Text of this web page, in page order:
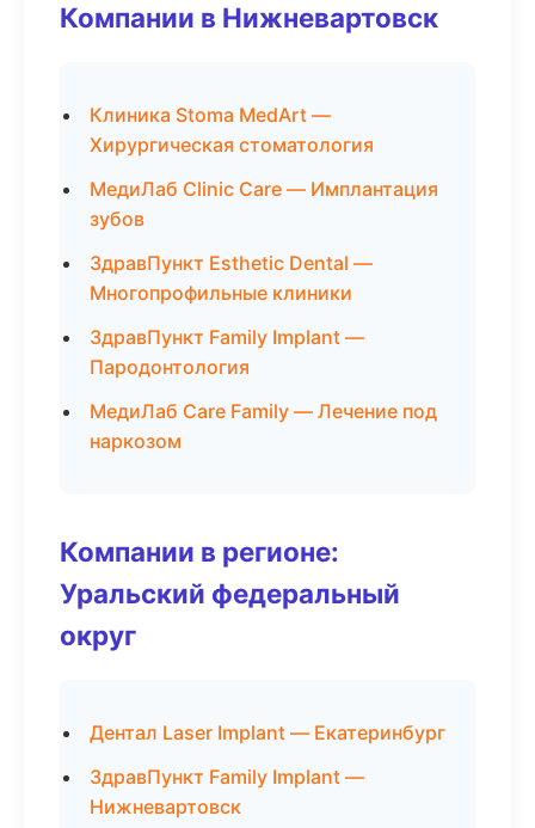
Компании в Нижневартовск
Клиника Stoma MedArt —
Хирургическая стоматология
МедиЛаб Clinic Care — Имплантация
зубов
ЗдравПункт Esthetic Dental —
Многопрофильные клиники
ЗдравПункт Family Implant —
Пародонтология
МедиЛаб Care Family — Лечение под
наркозом
Компании в регионе:
Уральский федеральный
округ
Дентал Laser Implant — Екатеринбург
ЗдравПункт Family Implant —
Нижневартовск